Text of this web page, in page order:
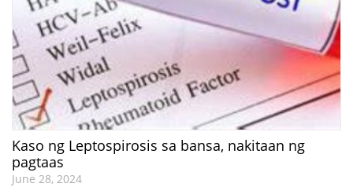
Kaso ng Leptospirosis sa bansa, nakitaan ng
pagtaas
June 28, 2024